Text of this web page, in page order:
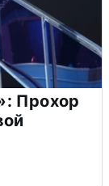
Прохор